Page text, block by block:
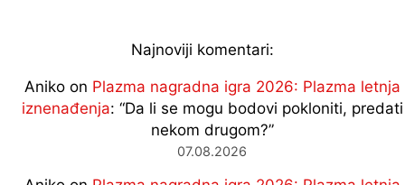
Najnoviji komentari:
Anikoon Plazma nagradna igra 2026: Plazma letnja
iznenađenja: “Da li se mogu bodovi pokloniti, predati
nekom drugom?”
07.08.2026